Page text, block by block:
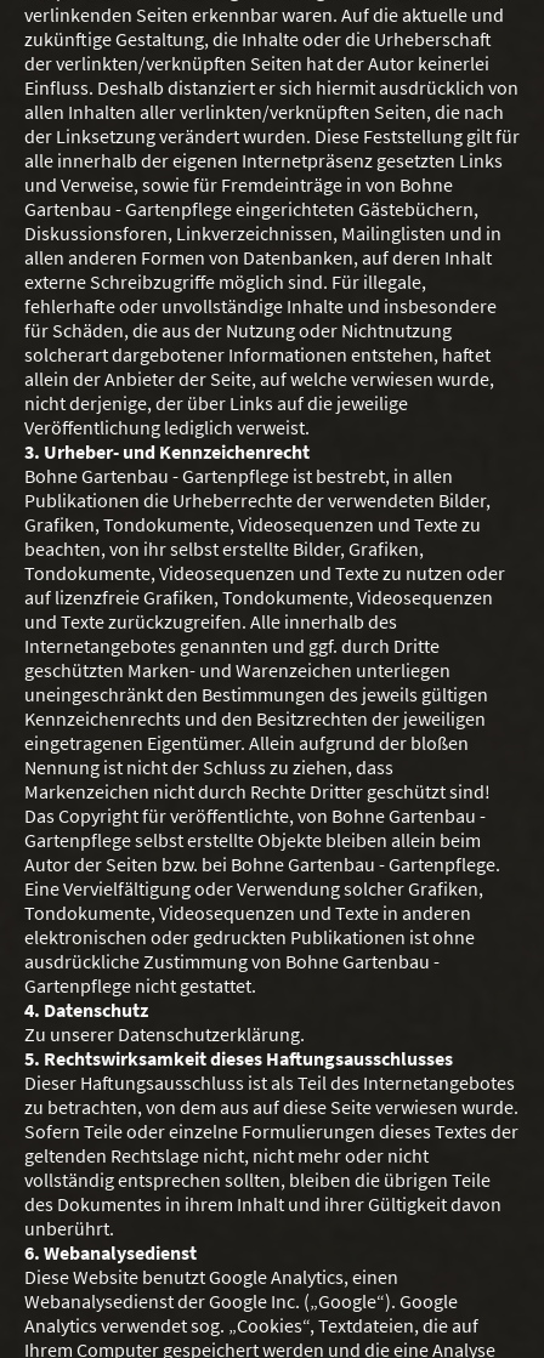
verlinkenden Seiten erkennbar waren. Auf die aktuelle und
zukünftige Gestaltung, die Inhalte oder die Urheberschaft
der verlinkten/verknüpften Seiten hat der Autor keinerlei
Einfluss. Deshalb distanziert er sich hiermit ausdrücklich von
allen Inhalten aller verlinkten/verknüpften Seiten, die nach
der Linksetzung verändert wurden. Diese Feststellung gilt für
alle innerhalb der eigenen Internetpräsenz gesetzten Links
und Verweise, sowie für Fremdeinträge in von Bohne
Gartenbau - Gartenpflege eingerichteten Gästebüchern,
Diskussionsforen, Linkverzeichnissen, Mailinglisten und in
allen anderen Formen von Datenbanken, auf deren Inhalt
externe Schreibzugriffe möglich sind. Für illegale,
fehlerhafte oder unvollständige Inhalte und insbesondere
für Schäden, die aus der Nutzung oder Nichtnutzung
solcherart dargebotener Informationen entstehen, haftet
allein der Anbieter der Seite, auf welche verwiesen wurde,
nicht derjenige, der über Links auf die jeweilige
Veröffentlichung lediglich verweist.
3. Urheber- und Kennzeichenrecht
Bohne Gartenbau - Gartenpflege ist bestrebt, in allen
Publikationen die Urheberrechte der verwendeten Bilder,
Grafiken, Tondokumente, Videosequenzen und Texte zu
beachten, von ihr selbst erstellte Bilder, Grafiken,
Tondokumente, Videosequenzen und Texte zu nutzen oder
auf lizenzfreie Grafiken, Tondokumente, Videosequenzen
und Texte zurückzugreifen. Alle innerhalb des
Internetangebotes genannten und ggf. durch Dritte
geschützten Marken- und Warenzeichen unterliegen
uneingeschränkt den Bestimmungen des jeweils gültigen
Kennzeichenrechts und den Besitzrechten der jeweiligen
eingetragenen Eigentümer. Allein aufgrund der bloßen
Nennung ist nicht der Schluss zu ziehen, dass
Markenzeichen nicht durch Rechte Dritter geschützt sind!
Das Copyright für veröffentlichte, von Bohne Gartenbau -
Gartenpflege selbst erstellte Objekte bleiben allein beim
Autor der Seiten bzw. bei Bohne Gartenbau - Gartenpflege.
Eine Vervielfältigung oder Verwendung solcher Grafiken,
Tondokumente, Videosequenzen und Texte in anderen
elektronischen oder gedruckten Publikationen ist ohne
ausdrückliche Zustimmung von Bohne Gartenbau -
Gartenpflege nicht gestattet.
4. Datenschutz
Zu unserer Datenschutzerklärung.
5. Rechtswirksamkeit dieses Haftungsausschlusses
Dieser Haftungsausschluss ist als Teil des Internetangebotes
zu betrachten, von dem aus auf diese Seite verwiesen wurde.
Sofern Teile oder einzelne Formulierungen dieses Textes der
geltenden Rechtslage nicht, nicht mehr oder nicht
vollständig entsprechen sollten, bleiben die übrigen Teile
des Dokumentes in ihrem Inhalt und ihrer Gültigkeit davon
unberührt.
6. Webanalysedienst
Diese Website benutzt Google Analytics, einen
Webanalysedienst der Google Inc. („Google“). Google
Analytics verwendet sog. „Cookies“, Textdateien, die auf
Ihrem Computer gespeichert werden und die eine Analyse